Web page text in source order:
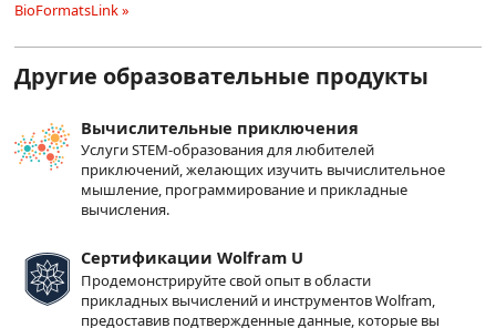
BioFormatsLink »
Другие образовательные продукты
Вычислительные приключения
Услуги STEM-образования для любителей
приключений, желающих изучить вычислительное
мышление, программирование и прикладные
вычисления.
Сертификации Wolfram U
Продемонстрируйте свой опыт в области
прикладных вычислений и инструментов Wolfram,
предоставив подтвержденные данные, которые вы